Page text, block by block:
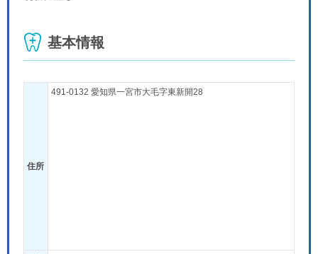
基本情報
住所
491-0132 愛知県一宮市大毛字東新開28